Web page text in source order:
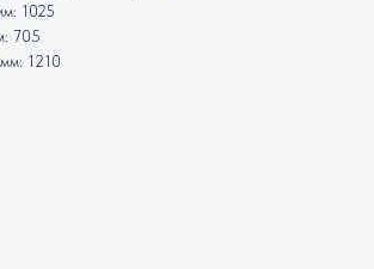
1025
705
1210